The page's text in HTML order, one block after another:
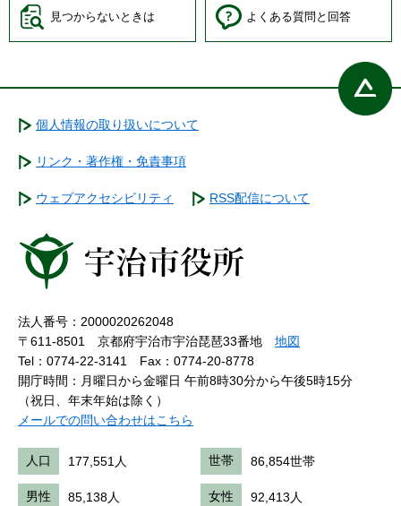
見つからないときは よくある質問と回答
個人情報の取り扱いについて
リンク・著作権・免責事項
ウェブアクセシビリティ RSS配信について
法人番号：2000020262048
〒611-8501 京都府宇治市宇治琵琶33番地 地図
Tel：0774-22-3141
Fax：0774-20-8778
開庁時間：月曜日から金曜日 午前8時30分から午後5時15分
（祝日、年末年始は除く）
メールでの問い合わせはこちら
人口 177,551人 世帯 86,854世帯
男性 85,138人 女性 92,413人